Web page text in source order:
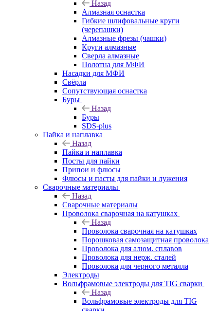
Назад
Алмазная оснастка
Гибкие шлифовальные круги
(черепашки)
Алмазные фрезы (чашки)
Круги алмазные
Сверла алмазные
Полотна для МФИ
Насадки для МФИ
Свёрла
Сопутствующая оснастка
Буры
Назад
Буры
SDS-plus
Пайка и наплавка
Назад
Пайка и наплавка
Посты для пайки
Припои и флюсы
Флюсы и пасты для пайки и лужения
Сварочные материалы
Назад
Сварочные материалы
Проволока сварочная на катушках
Назад
Проволока сварочная на катушках
Порошковая самозащитная проволока
Проволока для алюм. сплавов
Проволока для нерж. сталей
Проволока для черного металла
Электроды
Вольфрамовые электроды для TIG сварки
Назад
Вольфрамовые электроды для TIG